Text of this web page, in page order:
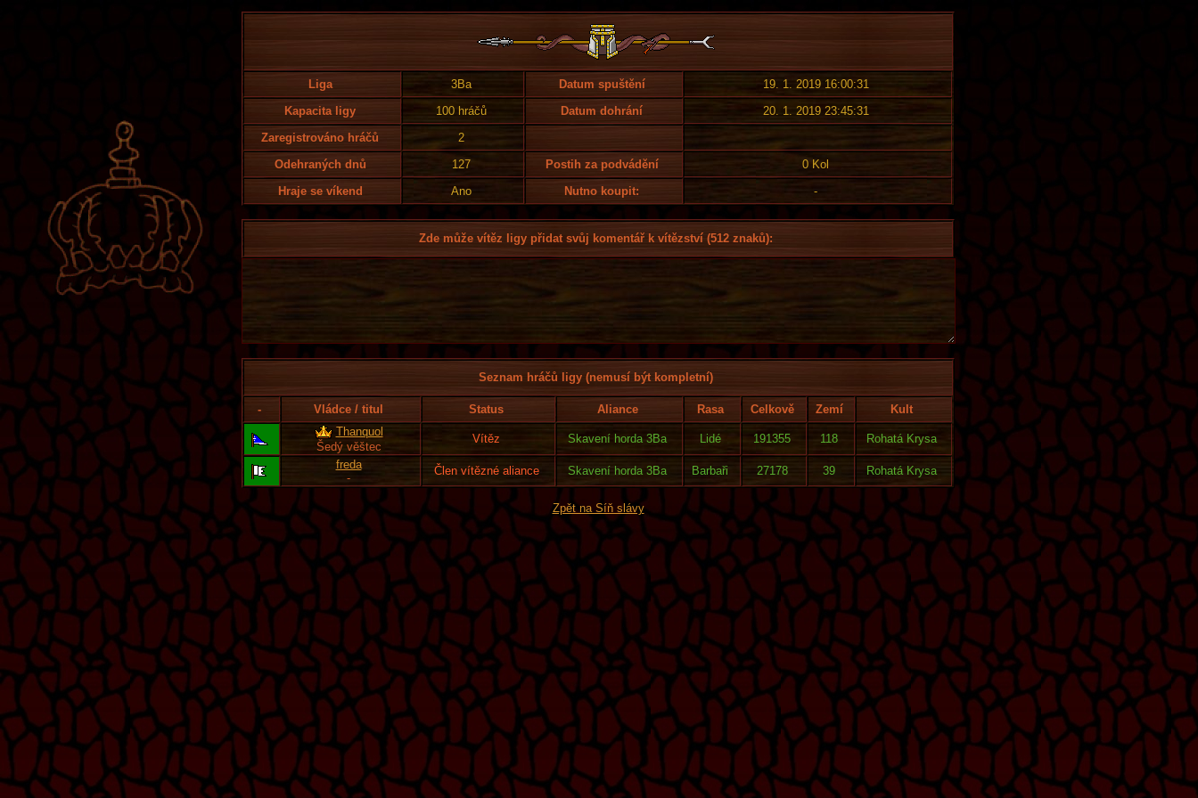
Liga 3Ba Datum spuštění
19. 1. 2019 16:00:31
Kapacita ligy
100 hráčů Datum dohrání
20. 1. 2019 23:45:31
Zaregistrováno hráčů
2
Odehraných dnů
127 Postih za podvádění
0 Kol
Hraje se víkend
Ano Nutno koupit: -
Zde může vítěz ligy přidat svůj komentář k vítězství (512 znaků):
Seznam hráčů ligy (nemusí být kompletní)
- Vládce / titul Status Aliance Rasa Celkově Zemí
Kult
Thanquol
Šedý věštec
Vítěz Skavení horda 3Ba Lidé 191355 118
Rohatá Krysa
freda
-
Člen vítězné aliance Skavení horda 3Ba Barbaři 27178 39 Rohatá Krysa
Zpět na Síň slávy